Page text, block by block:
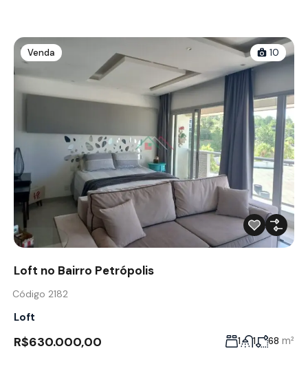
Venda 10
Loft no Bairro Petrópolis
Código 2182
Loft
R$630.000,00 1 1 68 m²